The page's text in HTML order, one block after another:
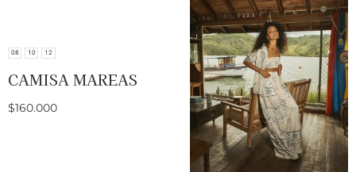
08 10 12
CAMISA MAREAS
$160.000